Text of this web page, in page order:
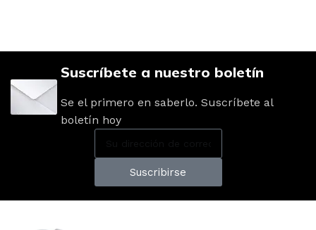
Suscríbete a nuestro boletín
Se el primero en saberlo. Suscríbete al
boletín hoy
Suscribirse